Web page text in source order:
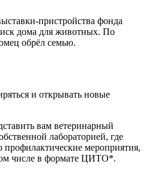
пристройства фонда
дома для животных. По
обрёл семью.
и открывать новые
вам ветеринарный
лабораторией, где
профилактические мероприятия,
числе в формате ЦИТО*.